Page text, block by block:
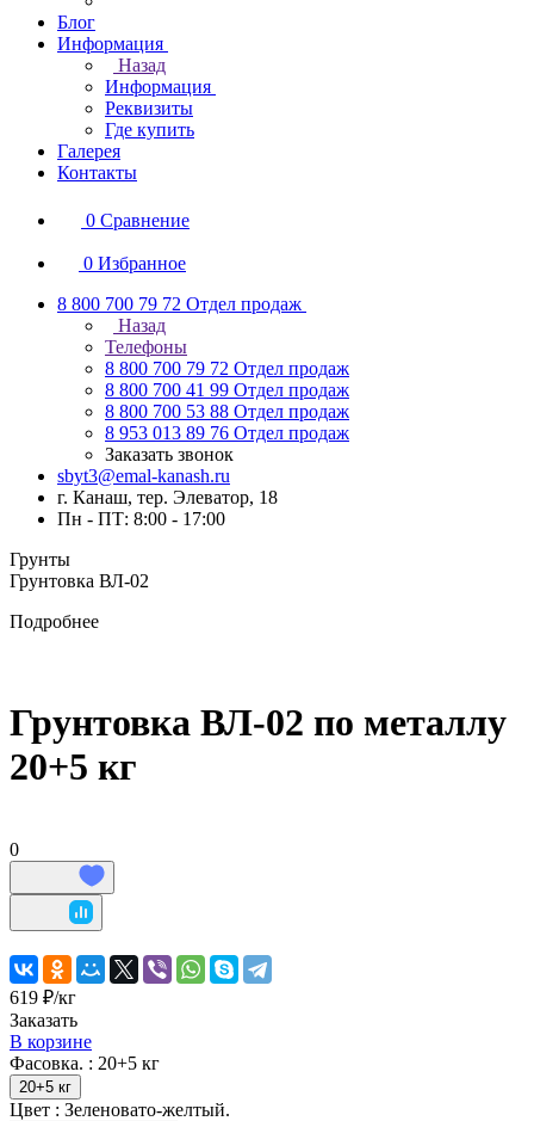
Блог
Информация
Назад
Информация
Реквизиты
Где купить
Галерея
Контакты
0 Сравнение
0 Избранное
8 800 700 79 72 Отдел продаж
Назад
Телефоны
8 800 700 79 72 Отдел продаж
8 800 700 41 99 Отдел продаж
8 800 700 53 88 Отдел продаж
8 953 013 89 76 Отдел продаж
Заказать звонок
sbyt3@emal-kanash.ru
г. Канаш, тер. Элеватор, 18
Пн - ПТ: 8:00 - 17:00
Грунты
Грунтовка ВЛ-02
Подробнее
Грунтовка ВЛ-02 по металлу
20+5 кг
0
619 ₽/кг
Заказать
В корзине
Фасовка. : 20+5 кг
20+5 кг
Цвет : Зеленовато-желтый.